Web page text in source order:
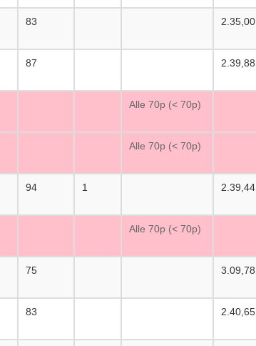
83 2.35,00
87 2.39,88
Alle 70p (< 70p)
Alle 70p (< 70p)
94 1 2.39,44
Alle 70p (< 70p)
75 3.09,78
83 2.40,65